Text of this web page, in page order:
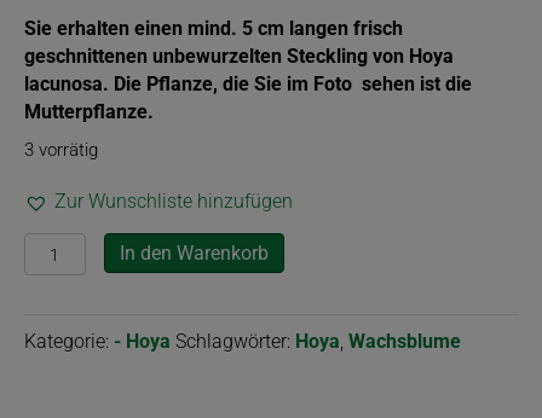
Sie erhalten einen mind. 5 cm langen frisch
geschnittenen unbewurzelten Steckling von Hoya
lacunosa. Die Pflanze, die Sie im Foto sehen ist die
Mutterpflanze.
3 vorrätig
Zur Wunschliste hinzufügen
Hoya
lacunosa
In den Warenkorb
Kategorie: - Hoya Schlagwörter: Hoya, Wachsblume